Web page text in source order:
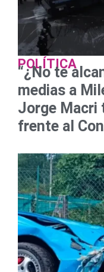
POLÍTICA
“¿No te
medias a
Jorge Macri
frente al